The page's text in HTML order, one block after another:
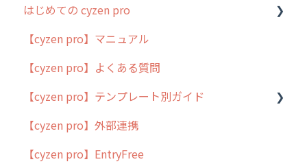
はじめての cyzen pro
cyzen pro とは？
簡易マニュアル
cyzen proの位置情報取得について
用語集
よくある質問
【cyzen pro】マニュアル
【cyzen pro】よくある質問
【cyzen pro】テンプレート別ガイド
ポスティング
ラウンダー
【cyzen pro】外部連携
【cyzen pro】EntryFree